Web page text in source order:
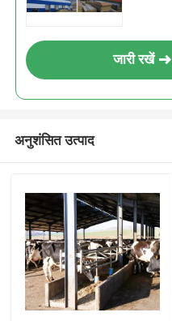
जारी रखें
अनुशंसित उत्पाद